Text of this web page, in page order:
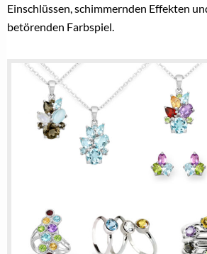
Einschlüssen, schimmernden Effekten
betörenden Farbspiel.